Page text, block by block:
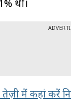
थी।
तेज़ी में कहां करें